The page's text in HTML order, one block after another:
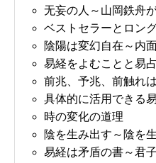
无妄の人～山岡鉄舟
ベストセラーとロン
陰陽は変幻自在～内
易経をよむことと易
前兆、予兆、前触れ
具体的に活用できる
時の変化の道理
陰を生み出す～陰を
易経は矛盾の書～君